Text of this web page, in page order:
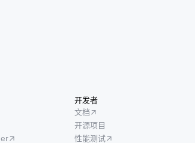
开发者
文档
开源项目
性能测试